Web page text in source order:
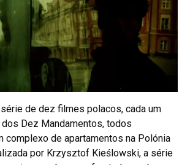
série de dez filmes polacos, cada um
Dez Mandamentos, todos
complexo de apartamentos na Polónia
por Krzysztof Kieślowski, a série